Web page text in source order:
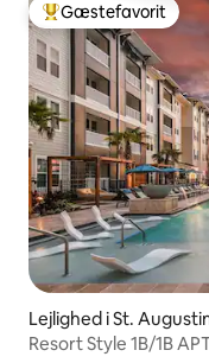
Bedste gæstefavorit
Gæstefavorit
Lejlighed i St.
Resort Style 1B/1B